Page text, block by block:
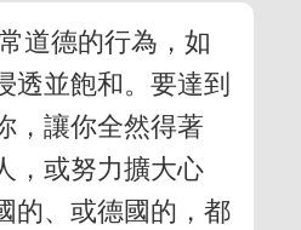
道德的行為，如
透並飽和。要達到
，讓你全然得著
，或努力擴大心
的、或德國的，都